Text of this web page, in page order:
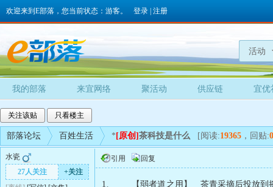
欢迎来到E部落，您当前状态：游客。 登录 注册
活动
我的部落 来宜网络 聚活动 供应链 宜优
关注该贴 只看楼主
部落论坛 百姓生活 * [原创] 茶科技是什么 [阅读:19365 ，回贴:0
水瓷
27人关注
+关注
引用 回复
1、 【弱者道之用】 茶青采摘后投放到摇